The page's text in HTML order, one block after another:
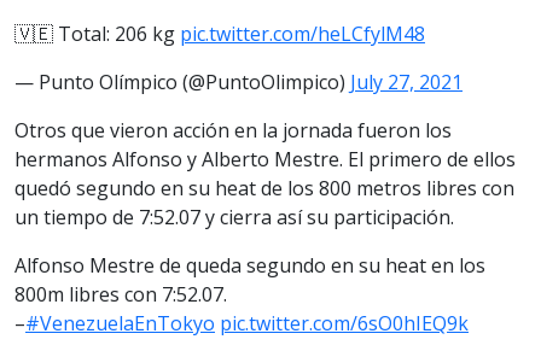
🇻🇪 Total: 206 kg pic.twitter.com/heLCfylM48
— Punto Olímpico (@PuntoOlimpico) July 27, 2021
Otros que vieron acción en la jornada fueron los
hermanos Alfonso y Alberto Mestre. El primero de ellos
quedó segundo en su heat de los 800 metros libres con
un tiempo de 7:52.07 y cierra así su participación.
Alfonso Mestre de queda segundo en su heat en los
800m libres con 7:52.07.
–#VenezuelaEnTokyo pic.twitter.com/6sO0hIEQ9k